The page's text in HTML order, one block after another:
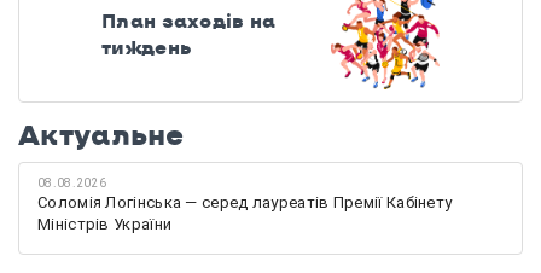
План заходів на
тиждень
Актуальне
08.08.2026
Соломія Логінська — серед лауреатів Премії Кабінету
Міністрів України